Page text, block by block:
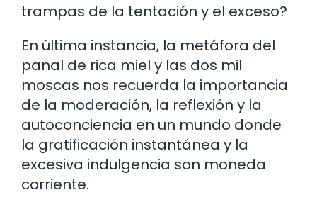
trampas de la tentación y el exceso?
En última instancia, la metáfora del
panal de rica miel y las dos mil
moscas nos recuerda la importancia
de la moderación, la reflexión y la
autoconciencia en un mundo donde
la gratificación instantánea y la
excesiva indulgencia son moneda
corriente.